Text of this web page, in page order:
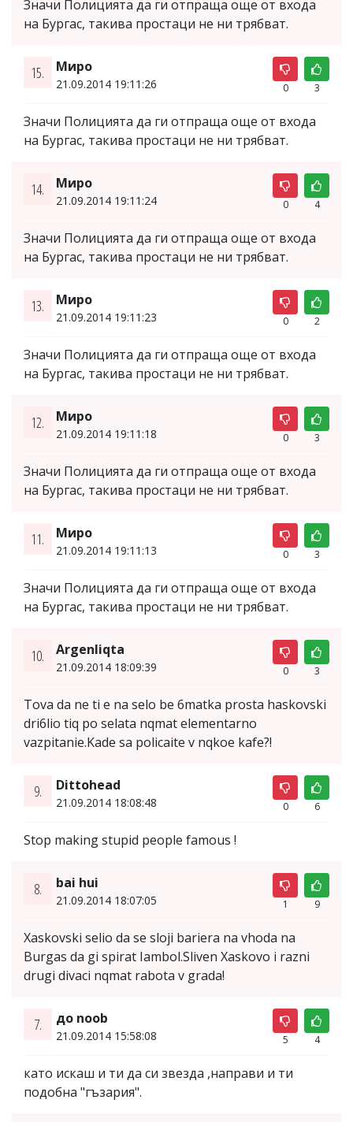
Значи Полицията да ги отпраща още от входа
на Бургас, такива простаци не ни трябват.
15. Миро
21.09.2014 19:11:26 0 3
Значи Полицията да ги отпраща още от входа
на Бургас, такива простаци не ни трябват.
14. Миро
21.09.2014 19:11:24 0 4
Значи Полицията да ги отпраща още от входа
на Бургас, такива простаци не ни трябват.
13. Миро
21.09.2014 19:11:23 0 2
Значи Полицията да ги отпраща още от входа
на Бургас, такива простаци не ни трябват.
12. Миро
21.09.2014 19:11:18 0 3
Значи Полицията да ги отпраща още от входа
на Бургас, такива простаци не ни трябват.
11. Миро
21.09.2014 19:11:13 0 3
Значи Полицията да ги отпраща още от входа
на Бургас, такива простаци не ни трябват.
10. Argenliqta
21.09.2014 18:09:39 0 3
Tova da ne ti e na selo be 6matka prosta haskovski
dri6lio tiq po selata nqmat elementarno
vazpitanie.Kade sa policaite v nqkoe kafe?!
9. Dittohead
21.09.2014 18:08:48 0 6
Stop making stupid people famous !
8. bai hui
21.09.2014 18:07:05 1 9
Xaskovski selio da se sloji bariera na vhoda na
Burgas da gi spirat Iambol.Sliven Xaskovo i razni
drugi divaci nqmat rabota v grada!
7. до noob
21.09.2014 15:58:08 5 4
като искаш и ти да си звезда ,направи и ти
подобна "гъзария".